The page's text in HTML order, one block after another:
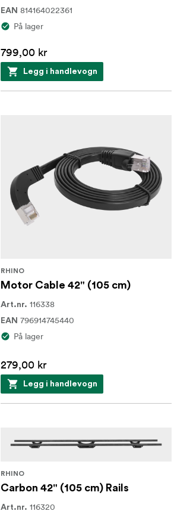
EAN 814164022361
På lager
799,00 kr
Legg i handlevogn
RHINO
Motor Cable 42" (105 cm)
Art.nr. 116338
EAN 796914745440
På lager
279,00 kr
Legg i handlevogn
RHINO
Carbon 42" (105 cm) Rails
Art.nr. 116320